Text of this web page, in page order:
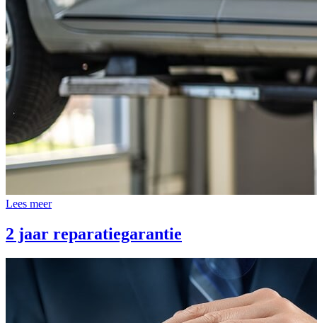
Lees meer
2 jaar reparatiegarantie